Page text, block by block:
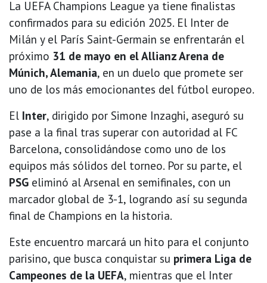
La UEFA Champions League ya tiene finalistas
confirmados para su edición 2025. El Inter de
Milán y el París Saint-Germain se enfrentarán el
próximo 31 de mayo en el Allianz Arena de
Múnich, Alemania, en un duelo que promete ser
uno de los más emocionantes del fútbol europeo.
El Inter, dirigido por Simone Inzaghi, aseguró su
pase a la final tras superar con autoridad al FC
Barcelona, consolidándose como uno de los
equipos más sólidos del torneo. Por su parte, el
PSG eliminó al Arsenal en semifinales, con un
marcador global de 3-1, logrando así su segunda
final de Champions en la historia.
Este encuentro marcará un hito para el conjunto
parisino, que busca conquistar su primera Liga de
Campeones de la UEFA, mientras que el Inter